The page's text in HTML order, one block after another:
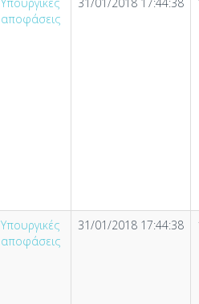
αποφάσεις
Υπουργικές
αποφάσεις
31/01/2018 17:44:38